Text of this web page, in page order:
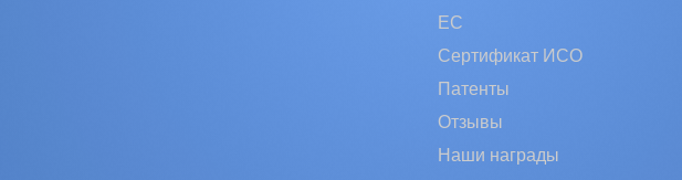
EC
Сертификат ИСО
Патенты
Отзывы
Наши награды